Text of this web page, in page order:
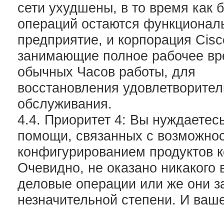
сети ухудшены, в то время как
операций остаются
предприятие, и корпорация
занимающие полное рабочее
обычных Часов работы, для
восстановления
обслуживания.
4.4. Приоритет 4: Вы
помощи, связанных с
конфигурированием продуктов
Очевидно, не оказано никакого
деловые операции или же они
незначительной степени. И